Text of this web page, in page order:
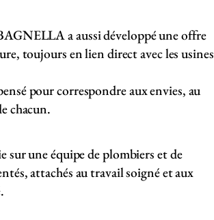
a aussi développé une offre
toujours en lien direct avec les usines
pour correspondre aux envies, au
chacun.
sur une équipe de plombiers et de
attachés au travail soigné et aux